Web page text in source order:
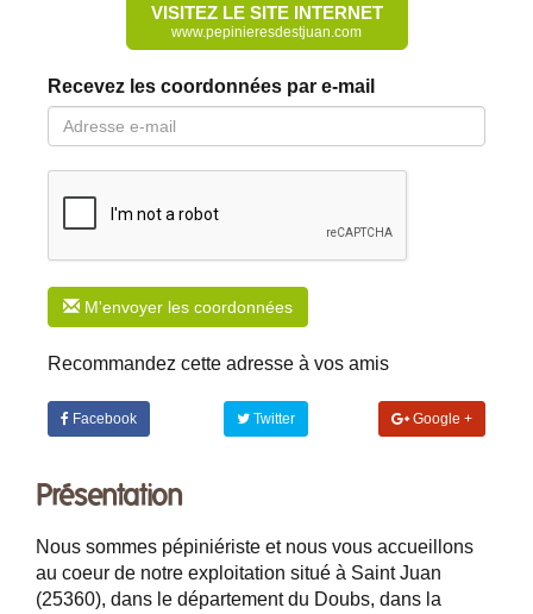
VISITEZ LE SITE INTERNET
www.pepinieresdestjuan.com
Recevez les coordonnées par e-mail
M'envoyer les coordonnées
Recommandez cette adresse à vos amis
Facebook Twitter Google +
Présentation
Nous sommes pépiniériste et nous vous accueillons
au coeur de notre exploitation situé à Saint Juan
(25360), dans le département du Doubs, dans la